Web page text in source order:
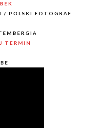
/ POLSKI FOTOGRAF
TERMIN